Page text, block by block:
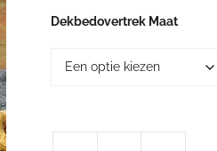
29,50.15,00.
Dekbedovertrek Maat